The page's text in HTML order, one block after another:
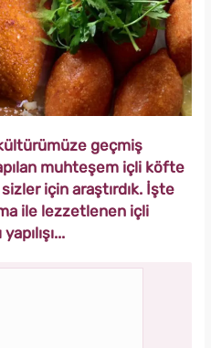
geçmiş
muhteşem içli köfte
için araştırdık. İşte
ile lezzetlenen içli